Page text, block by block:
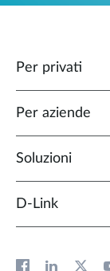
Per privati
Per aziende
Soluzioni
D‑Link